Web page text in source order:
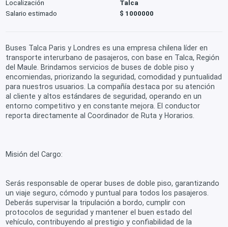
Localización
Talca
Salario estimado
$ 1000000
Buses Talca Paris y Londres es una empresa chilena líder en
transporte interurbano de pasajeros, con base en Talca, Región
del Maule. Brindamos servicios de buses de doble piso y
encomiendas, priorizando la seguridad, comodidad y puntualidad
para nuestros usuarios. La compañía destaca por su atención
al cliente y altos estándares de seguridad, operando en un
entorno competitivo y en constante mejora. El conductor
reporta directamente al Coordinador de Ruta y Horarios.
Misión del Cargo:
Serás responsable de operar buses de doble piso, garantizando
un viaje seguro, cómodo y puntual para todos los pasajeros.
Deberás supervisar la tripulación a bordo, cumplir con
protocolos de seguridad y mantener el buen estado del
vehículo, contribuyendo al prestigio y confiabilidad de la